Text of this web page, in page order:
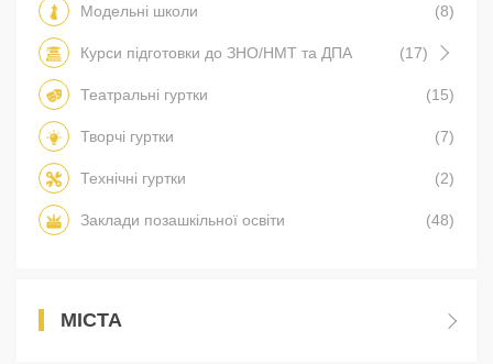
Модельні школи (8)
Курси підготовки до ЗНО/НМТ та ДПА (17)
Театральні гуртки (15)
Творчі гуртки (7)
Технічні гуртки (2)
Заклади позашкільної освіти (48)
МІСТА